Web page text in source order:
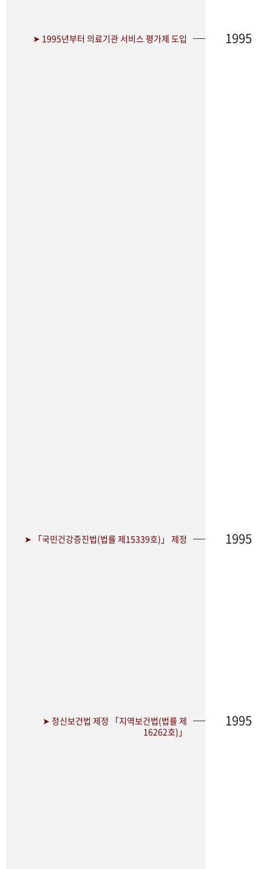
➤ 1995년부터 의료기관 서비스 평가제 도입 1995
➤ 「국민건강증진법(법률 제15339호)」 제정 1995
➤ 정신보건법 제정 「지역보건법(법률 제
16262호)」
1995